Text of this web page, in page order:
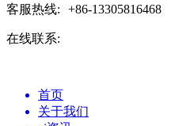
客服热线: +86-13305816468
在线联系:
首页
关于我们